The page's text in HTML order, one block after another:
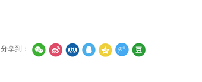
分享到：